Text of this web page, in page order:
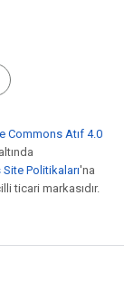
Commons Atıf 4.0
altında
Politikaları'na
ticari markasıdır.